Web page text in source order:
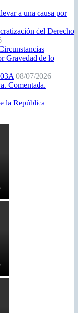
a una causa por
del Derecho
Gravedad de lo
08/07/2026
Comentada.
la República